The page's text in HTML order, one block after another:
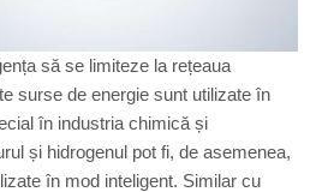
să se limiteze la rețeaua
surse de energie sunt utilizate în
în industria chimică și
și hidrogenul pot fi, de asemenea,
în mod inteligent. Similar cu